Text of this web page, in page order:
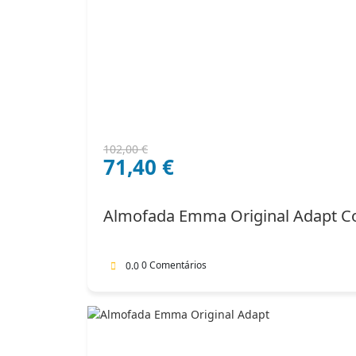
102,00€
O
preço
102,00 €.
71,40 €
O
preço
71,40 €.
Almofada Emma Original Adapt
0.00 Comentários